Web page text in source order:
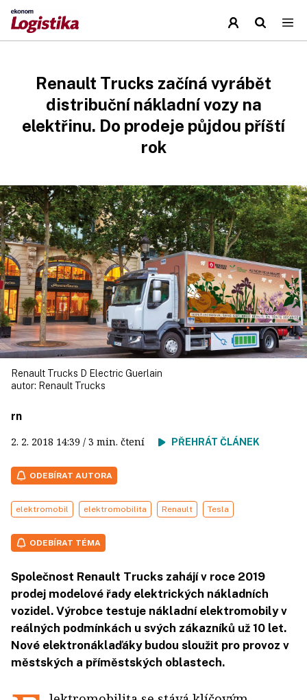
Renault Trucks začíná vyrábět
distribuční nákladní vozy na
elektřinu. Do prodeje půjdou příští
rok
Renault Trucks D Electric Guerlain
autor: Renault Trucks
rn
2. 2. 2018 14:39 / 3 min. čtení PŘEHRÁT ČLÁNEK
ODEBÍRAT AUTORA
elektromobil elektromobilita Renault Tesla
ODEBÍRAT TÉMA
Společnost Renault Trucks zahájí v roce 2019
prodej modelové řady elektrických nákladních
vozidel. Výrobce testuje nákladní elektromobily v
reálných podmínkách u svých zákazníků už 10 let.
Nové elektronáklaďáky budou sloužit pro provoz v
městských a příměstských oblastech.